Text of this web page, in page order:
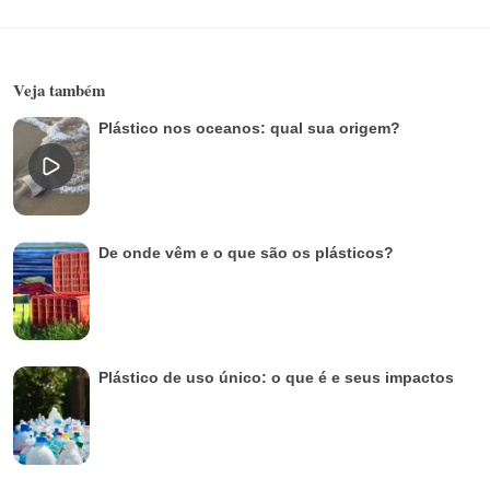
Veja também
Plástico nos oceanos: qual sua origem?
De onde vêm e o que são os plásticos?
Plástico de uso único: o que é e seus impactos